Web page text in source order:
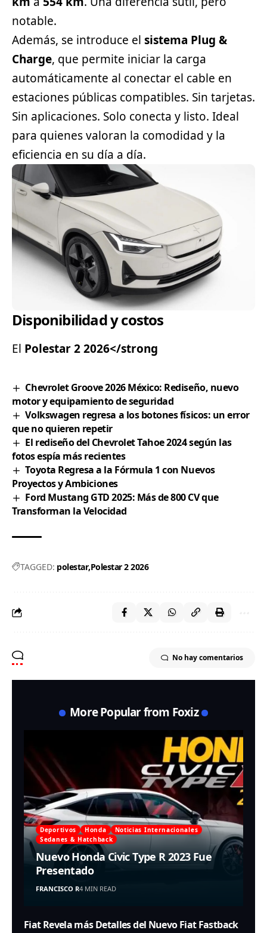
notable.
Además, se introduce el sistema Plug &
Charge, que permite iniciar la carga
automáticamente al conectar el cable en
estaciones públicas compatibles. Sin tarjetas.
Sin aplicaciones. Solo conecta y listo. Ideal
para quienes valoran la comodidad y la
eficiencia en su día a día.
Disponibilidad y costos
El Polestar 2 2026</strong
Chevrolet Groove 2026 México: Rediseño, nuevo
motor y equipamiento de seguridad
Volkswagen regresa a los botones físicos: un error
que no quieren repetir
El rediseño del Chevrolet Tahoe 2024 según las
fotos espía más recientes
Toyota Regresa a la Fórmula 1 con Nuevos
Proyectos y Ambiciones
Ford Mustang GTD 2025: Más de 800 CV que
Transforman la Velocidad
TAGGED: polestar Polestar 2 2026
No hay comentarios
More Popular from Foxiz
Deportivos Honda
Noticias Internacionales
Sedanes & Hatchback
Nuevo Honda Civic Type R 2023 Fue
Presentado
FRANCISCO R4 MIN READ
Fiat Revela más Detalles del Nuevo Fiat Fastback